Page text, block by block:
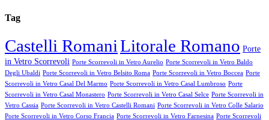
Tag
Castelli RomaniLitorale Romano Porte
in Vetro Scorrevoli Porte Scorrevoli in Vetro Aurelio Porte Scorrevoli in Vetro Baldo
Degli Ubaldi Porte Scorrevoli in Vetro Belsito Roma Porte Scorrevoli in Vetro Boccea Porte
Scorrevoli in Vetro Casal Del Marmo Porte Scorrevoli in Vetro Casal Lumbroso Porte
Scorrevoli in Vetro Casal Monastero Porte Scorrevoli in Vetro Casal Selce Porte Scorrevoli in
Vetro Cassia Porte Scorrevoli in Vetro Castelli Romani Porte Scorrevoli in Vetro Colle Salario
Porte Scorrevoli in Vetro Corso Francia Porte Scorrevoli in Vetro Farnesina Porte Scorrevoli